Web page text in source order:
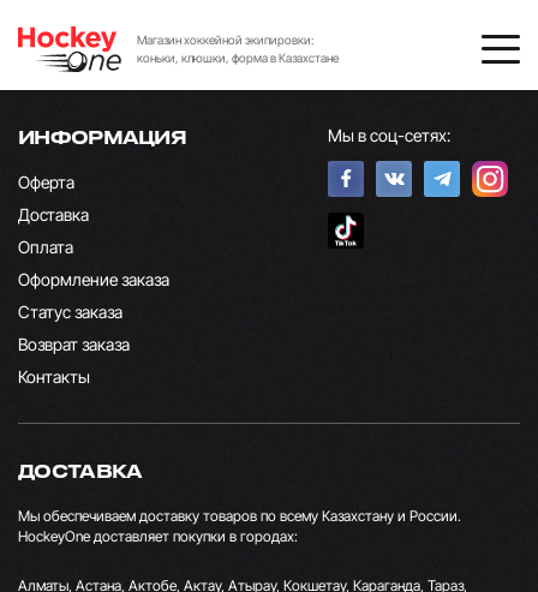
Магазин хоккейной экипировки:
коньки, клюшки, форма в Казахстане
ИНФОРМАЦИЯ
Оферта
Доставка
Оплата
Оформление заказа
Статус заказа
Возврат заказа
Контакты
Мы в соц-сетях:
ДОСТАВКА
Мы обеспечиваем доставку товаров по всему Казахстану и России.
HockeyOne доставляет покупки в городах:
Алматы, Астана, Актобе, Актау, Атырау, Кокшетау, Караганда, Тараз,